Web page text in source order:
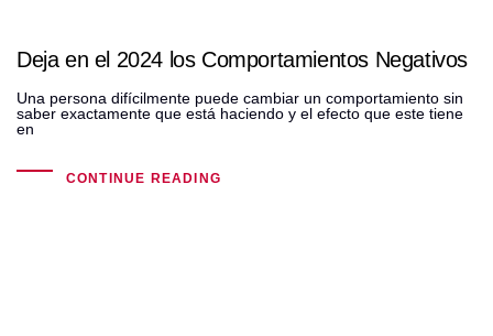
Deja en el 2024 los Comportamientos Negativos
Una persona difícilmente puede cambiar un comportamiento sin
saber exactamente que está haciendo y el efecto que este tiene
en
CONTINUE READING